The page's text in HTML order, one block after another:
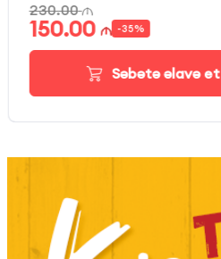
230.00
150.00 -35%
Səbətə əlavə et